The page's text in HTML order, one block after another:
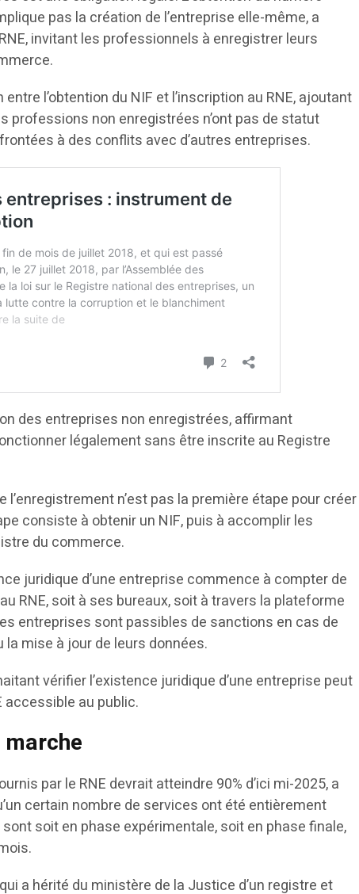
pas la création de l’entreprise elle-même, a
invitant les professionnels à enregistrer leurs
l’obtention du NIF et l’inscription au RNE, ajoutant
professions non enregistrées n’ont pas de statut
à des conflits avec d’autres entreprises.
des entreprises non enregistrées, affirmant
légalement sans être inscrite au Registre
l’enregistrement n’est pas la première étape pour créer
consiste à obtenir un NIF, puis à accomplir les
du commerce.
juridique d’une entreprise commence à compter de
RNE, soit à ses bureaux, soit à travers la plateforme
entreprises sont passibles de sanctions en cas de
mise à jour de leurs données.
vérifier l’existence juridique d’une entreprise peut
accessible au public.
par le RNE devrait atteindre 90% d’ici mi-2025, a
certain nombre de services ont été entièrement
soit en phase expérimentale, soit en phase finale,
a hérité du ministère de la Justice d’un registre et